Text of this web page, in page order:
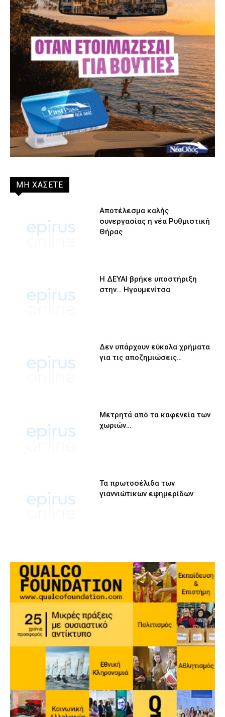
ΜΗ ΧΑΣΕΤΕ
Αποτέλεσμα καλής
συνεργασίας η νέα Ρυθμιστική
Θήρας
Η ΔΕΥΑΙ βρήκε υποστήριξη
στην… Ηγουμενίτσα
Δεν υπάρχουν εύκολα χρήματα
για τις αποζημιώσεις…
Μετρητά από τα καφενεία των
χωριών…
Τα πρωτοσέλιδα των
γιαννιώτικων εφημερίδων